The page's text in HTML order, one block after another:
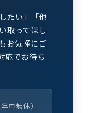
たい」「他
取ってほし
お気軽にご
応でお待ち
中無休）